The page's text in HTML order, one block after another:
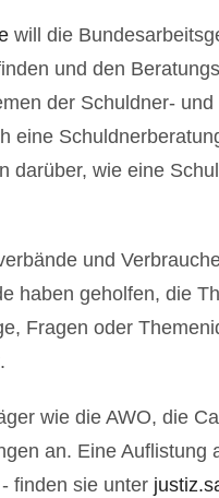
will die
und den
der Schuldner-
eine
darüber, wie eine
und
haben geholfen, die
Fragen oder
wie die AWO, die
an. Eine
finden sie unter